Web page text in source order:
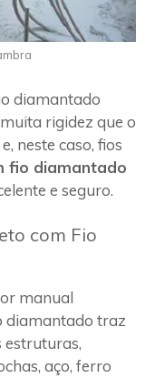
diamantado
rigidez que o
neste caso, fios
fio diamantado
e seguro.
com Fio
manual
diamantado traz
estruturas,
aço, ferro